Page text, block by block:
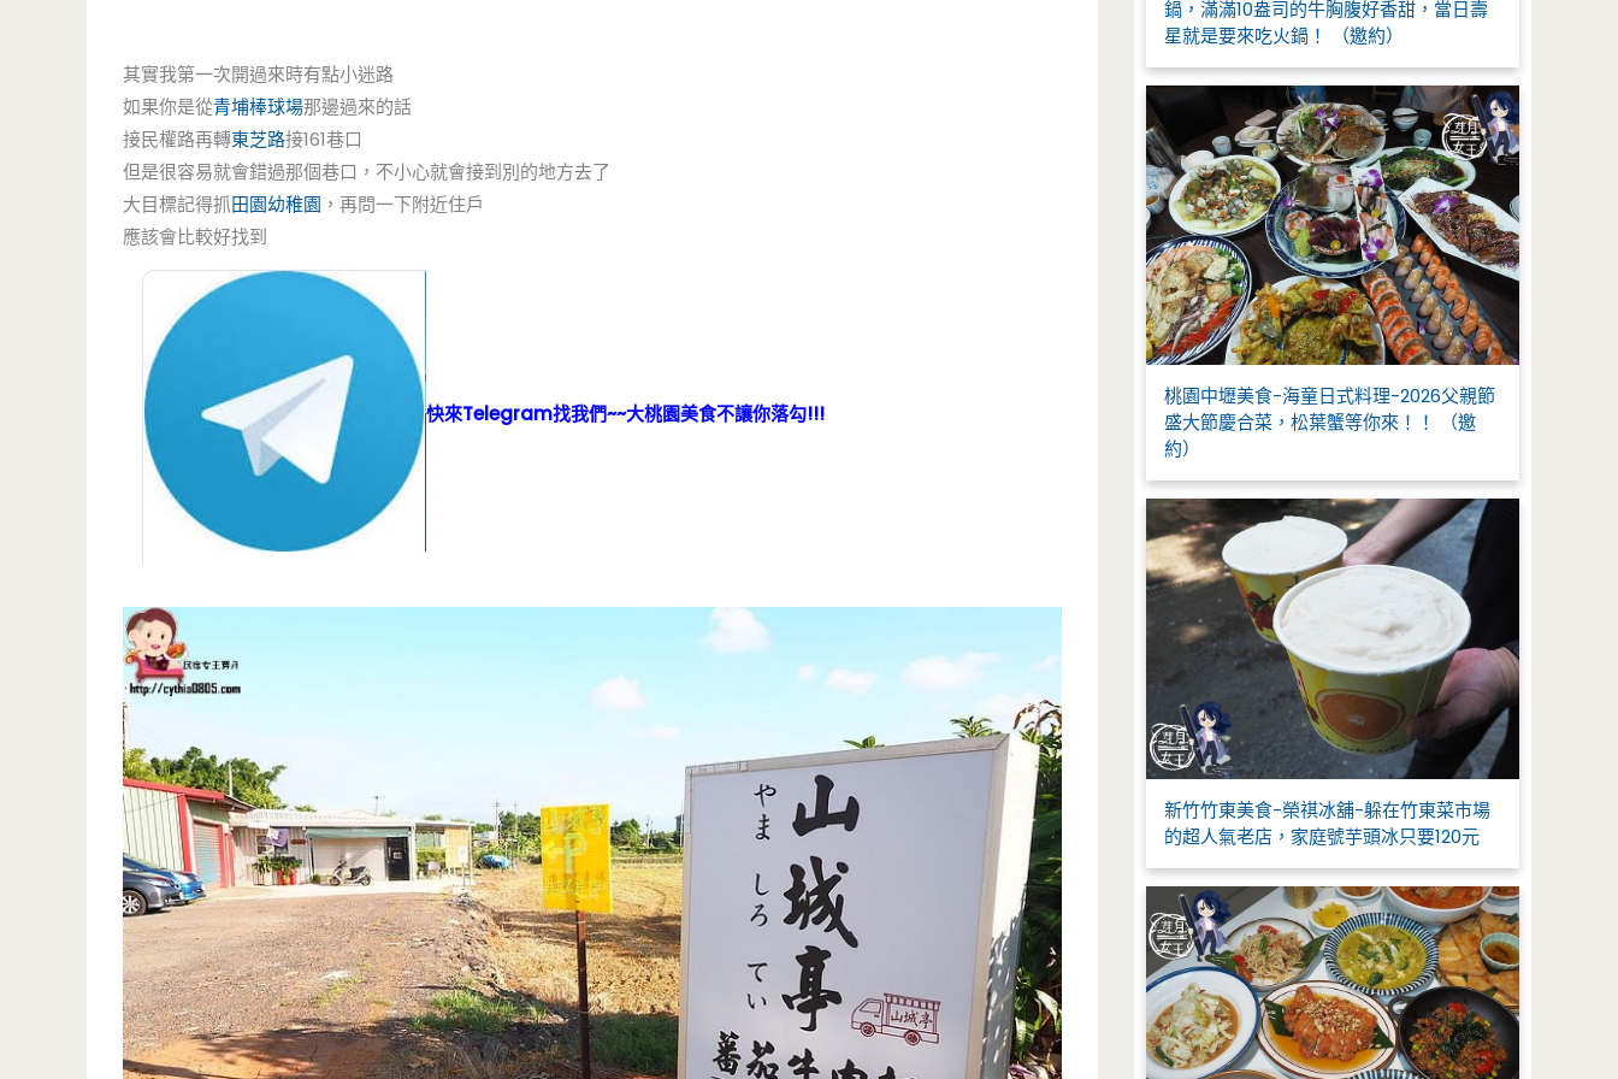
其實我第一次開過來時有點小迷路
如果你是從青埔棒球場那邊過來的話
接民權路再轉東芝路接161巷口
但是很容易就會錯過那個巷口，不小心就會接到別的地方去了
大目標記得抓田園幼稚園 ，再問一下附近住戶
應該會比較好找到
快來Telegram找我們~~大桃園美食不讓你落勾!!!
鍋，滿滿10盎司的牛胸腹好香甜，當日壽
星就是要來吃火鍋！ （邀約）
桃園中壢美食-海童日式料理-2026父親節
盛大節慶合菜，松葉蟹等你來！！ （邀
約）
新竹竹東美食-榮祺冰舖-躲在竹東菜市場
的超人氣老店，家庭號芋頭冰只要120元